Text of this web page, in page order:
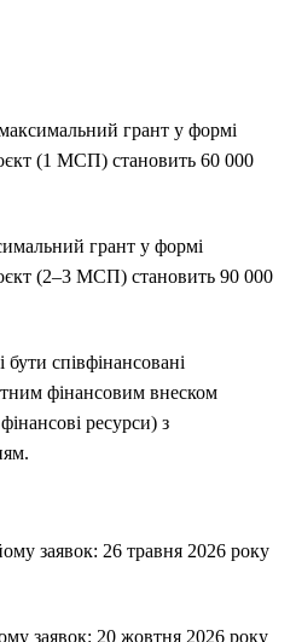
грант у формі
(1 МСП) становить 60 000
грант у формі
(2–3 МСП) становить 90 000
співфінансовані
фінансовим внеском
ресурси) з
заявок: 26 травня 2026 року
заявок: 20 жовтня 2026 року